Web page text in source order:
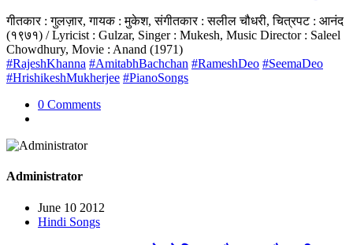
गीतकार : गुलज़ार, गायक : मुकेश, संगीतकार : सलील चौधरी, चित्रपट : आनंद
(१९७१) / Lyricist : Gulzar, Singer : Mukesh, Music Director : Saleel
Chowdhury, Movie : Anand (1971)
#RajeshKhanna #AmitabhBachchan #RameshDeo #SeemaDeo
#HrishikeshMukherjee #PianoSongs
0 Comments
Administrator
June 10 2012
Hindi Songs